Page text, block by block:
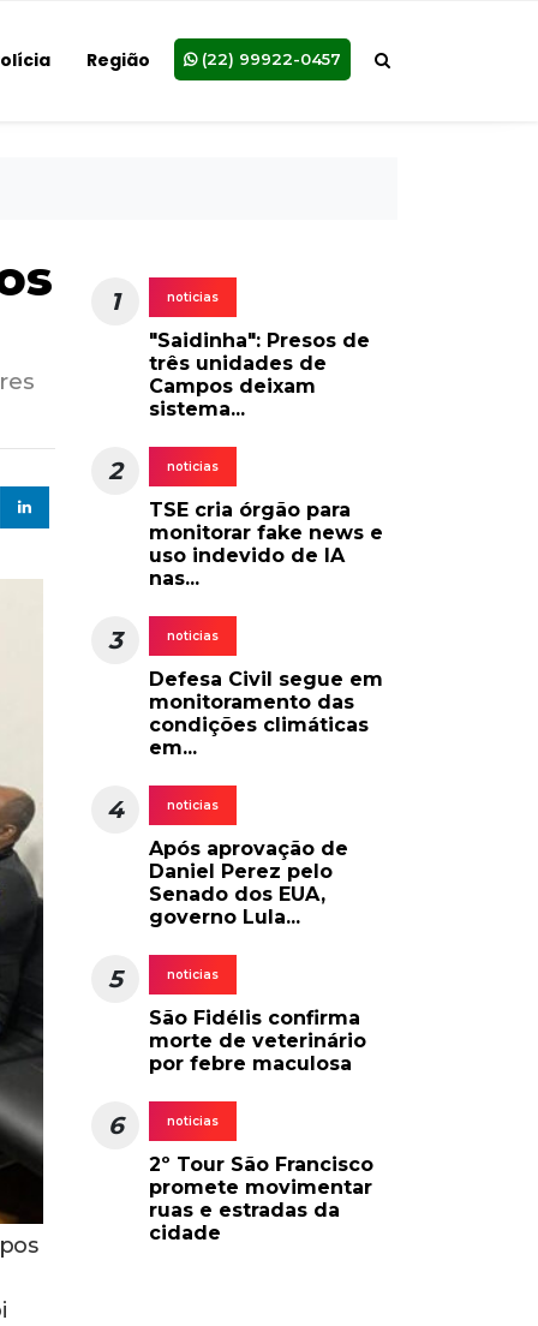
Região (22) 99922-0457
1 noticias
"Saidinha": Presos de
três unidades de
Campos deixam
sistema...
2 noticias
TSE cria órgão para
monitorar fake news e
uso indevido de IA
nas...
3 noticias
Defesa Civil segue em
monitoramento das
condições climáticas
em...
4 noticias
Após aprovação de
Daniel Perez pelo
Senado dos EUA,
governo Lula...
5 noticias
São Fidélis confirma
morte de veterinário
por febre maculosa
6 noticias
2º Tour São Francisco
promete movimentar
ruas e estradas da
cidade